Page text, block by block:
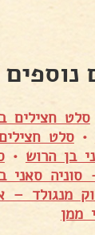
נוספים
סלט חצילים
•סלט
בן הרוש •
סוניה סאני
מנגולד –
ממן